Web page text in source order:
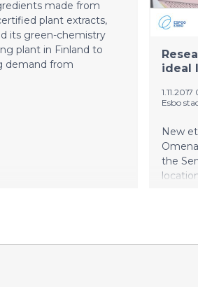
made from
plant extracts,
its green-chemistry
plant in Finland to
demand from
ideal
Esbo
New
the